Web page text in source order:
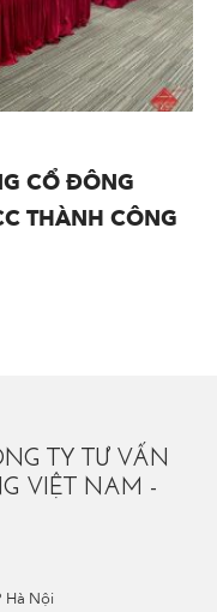
CỔ ĐÔNG
THÀNH CÔNG
TY TƯ VẤN
VIỆT NAM -
Hà Nội